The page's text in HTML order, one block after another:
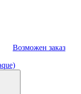
Возможен заказ